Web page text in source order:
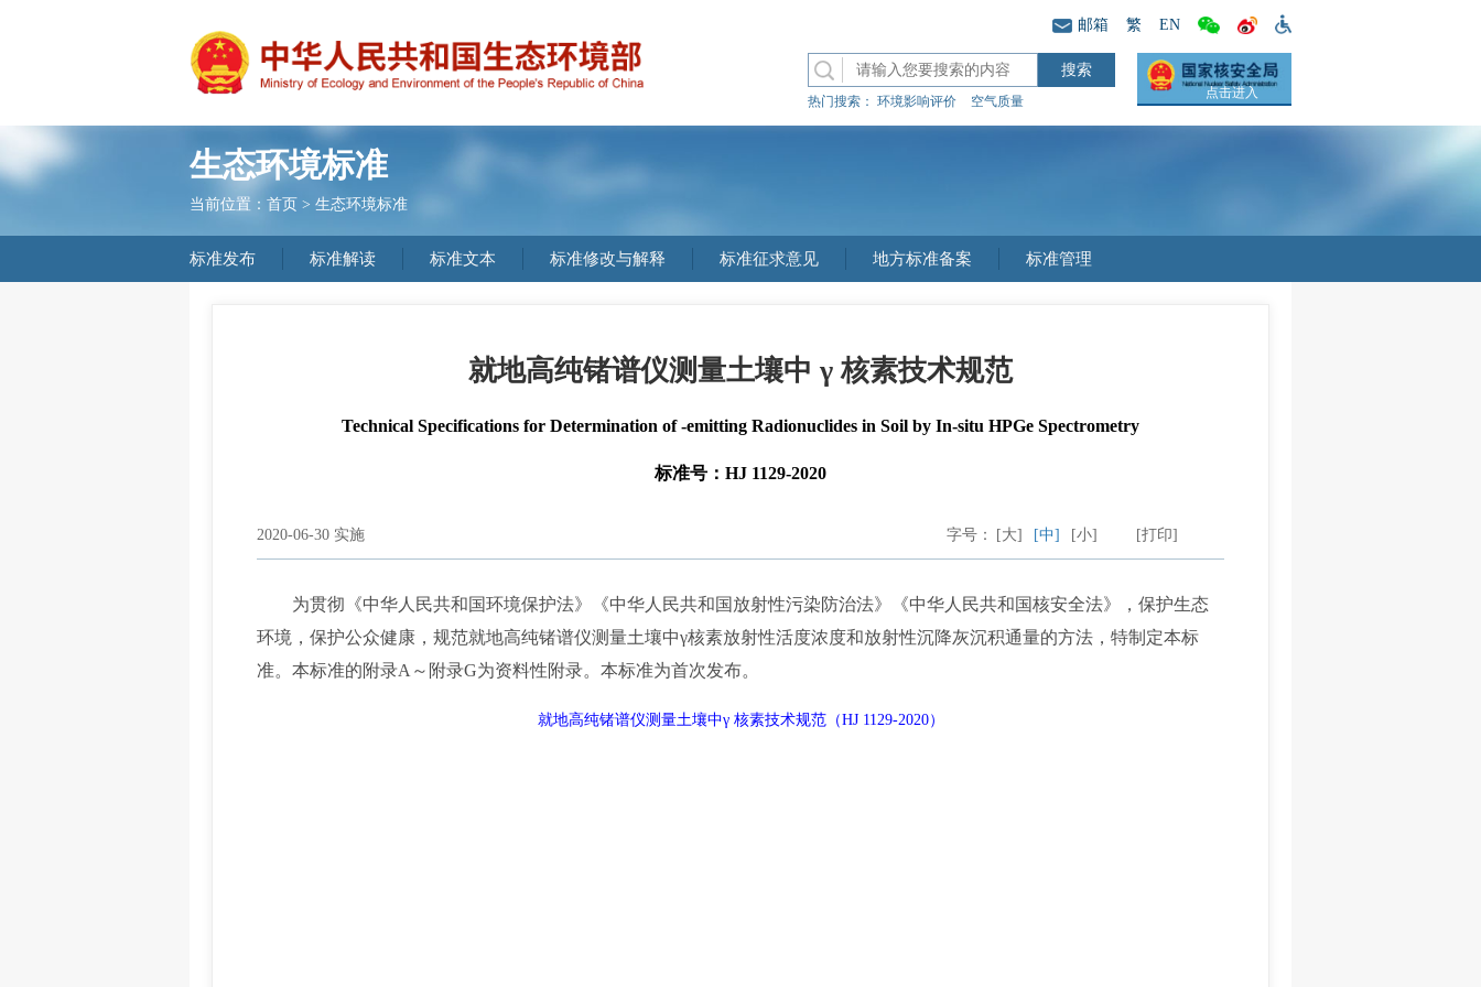
邮箱 繁 EN
热门搜索： 环境影响评价 空气质量
点击进入
生态环境标准
当前位置： 首页 > 生态环境标准
标准发布 标准解读 标准文本 标准修改与解释 标准征求意见 地方标准备案 标准管理
就地高纯锗谱仪测量土壤中 γ 核素技术规范
Technical Specifications for Determination of -emitting Radionuclides in Soil by In-situ HPGe Spectrometry
标准号：HJ 1129-2020
2020-06-30 实施 [打印]
字号： [大] [中] [小]
为贯彻《中华人民共和国环境保护法》《中华人民共和国放射性污染防治法》《中华人民共和国核安全法》，保护生态
环境，保护公众健康，规范就地高纯锗谱仪测量土壤中γ核素放射性活度浓度和放射性沉降灰沉积通量的方法，特制定本标
准。本标准的附录A～附录G为资料性附录。本标准为首次发布。
就地高纯锗谱仪测量土壤中γ 核素技术规范（HJ 1129-2020）